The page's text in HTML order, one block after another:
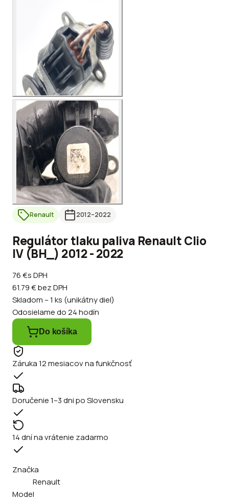
Renault 2012–2022
Regulátor tlaku paliva Renault Clio
IV (BH_) 2012 - 2022
76 €s DPH
61.79 €bez DPH
Skladom – 1 ks (unikátny diel)
Odosielame do 24 hodín
Do košíka
Záruka 12 mesiacov na funkčnosť
Doručenie 1–3 dni po Slovensku
14 dní na vrátenie zadarmo
Značka
Renault
Model